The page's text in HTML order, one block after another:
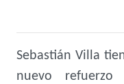
Sebastián Villa
nuevo